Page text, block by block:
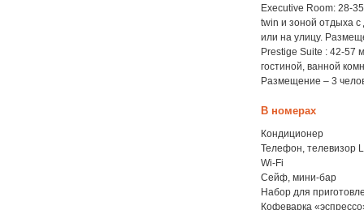
Executive Room: 28-
twin и зоной отдыха
или на улицу.
Prestige Suite : 42-57
гостиной, ванной
Размещение – 3
В номерах
Кондиционер
Телефон, телевизор
Wi-Fi
Сейф, мини-бар
Набор для
Кофеварка